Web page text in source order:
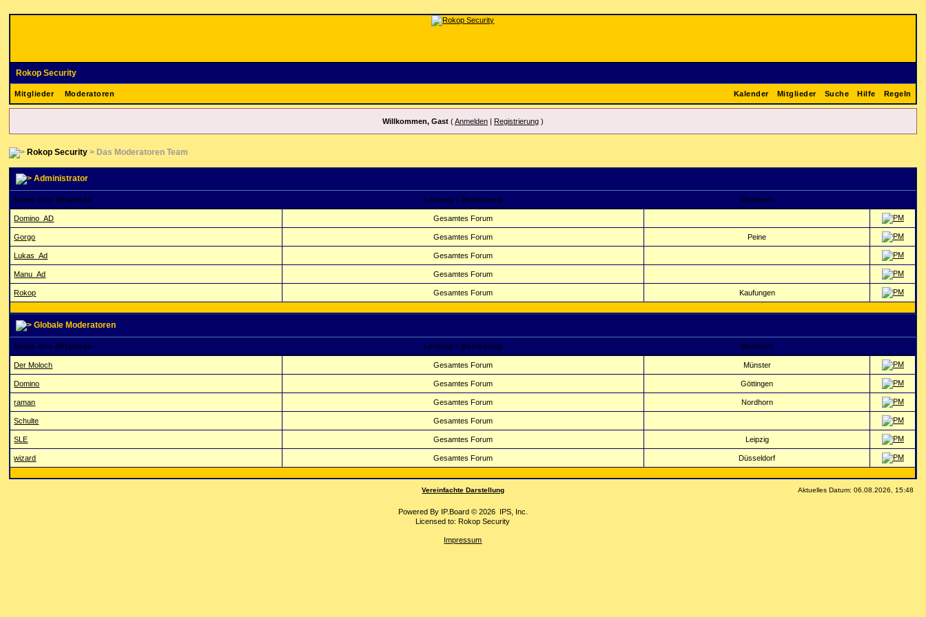
Rokop Security
Mitglieder Moderatoren Regeln
Hilfe
Suche
Mitglieder
Kalender
Willkommen, Gast(Anmelden| Registrierung)
Rokop Security > Das Moderatoren Team
Administrator
Name des Mitglieds Leitung / Betreuung Wohnort
Domino_AD Gesamtes Forum
Gorgo Gesamtes Forum Peine
Lukas_Ad Gesamtes Forum
Manu_Ad Gesamtes Forum
Rokop Gesamtes Forum Kaufungen
Globale Moderatoren
Name des Mitglieds Leitung / Betreuung Wohnort
Der Moloch Gesamtes Forum Münster
Domino Gesamtes Forum Göttingen
raman Gesamtes Forum Nordhorn
Schulte Gesamtes Forum
SLE Gesamtes Forum Leipzig
wizard Gesamtes Forum Düsseldorf
Vereinfachte Darstellung Aktuelles Datum: 06.08.2026, 15:48
Powered By IP.Board© 2026 IPS, Inc
Licensed to: Rokop Security
Impressum